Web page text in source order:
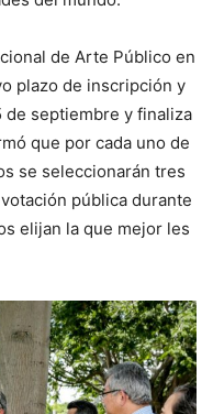
de Arte Público en
plazo de inscripción y
septiembre y finaliza
que por cada uno de
se seleccionarán tres
pública durante
elijan la que mejor les